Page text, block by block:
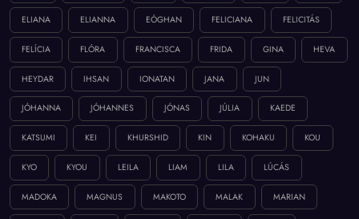
ELIANA ELIANNA EÓGHAN FELICIANA FELICITÁS
FELÍCIA FLÓRA FRANCISCA FRIDA GINA HEVA
HEYDAR IHSAN IONATAN JANA JUN
JÓHANNA JÓHANNES JÓNAS JÚLIA KAEDE
KATSUMI KEI KHURSHID KIN KOHAKU KOU
KYO KYOU LEILA LIAM LILA LÚCÁS
MADOKA MAGNUS MAKOTO MALAK MARIAN